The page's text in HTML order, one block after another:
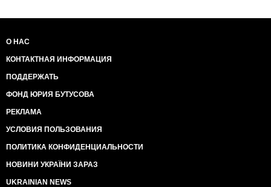
О НАС
КОНТАКТНАЯ ИНФОРМАЦИЯ
ПОДДЕРЖАТЬ
ФОНД ЮРИЯ БУТУСОВА
РЕКЛАМА
УСЛОВИЯ ПОЛЬЗОВАНИЯ
ПОЛИТИКА КОНФИДЕНЦИАЛЬНОСТИ
НОВИНИ УКРАЇНИ ЗАРАЗ
UKRAINIAN NEWS